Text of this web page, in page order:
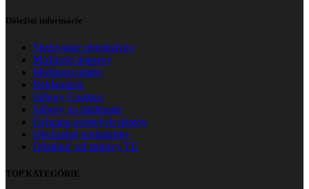
Dôležité informácie
Sledovanie objednávky
Možnosti dopravy
Možnosti platby
Reklamácie
Súbory Cookies
Súbory na stiahnutie
Ochrana osobných údajov
Obchodné podmienky
Odstúpiť od zmluvy TU
TOP KATEGÓRIE